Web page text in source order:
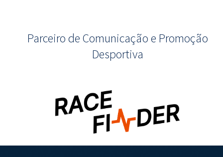
Parceiro de Comunicação e Promoção
Desportiva